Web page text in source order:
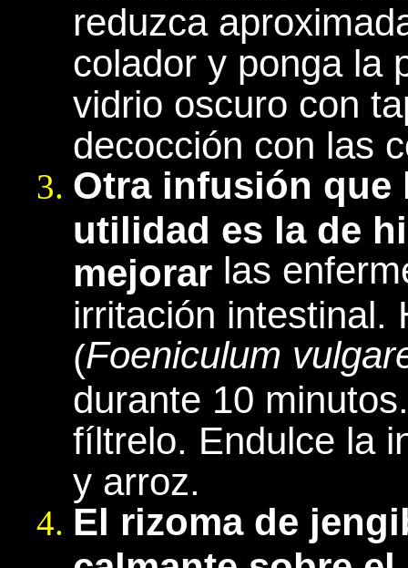
reduzca
colador y ponga la
vidrio oscuro con
decocción con las
Otra infusión que
utilidad es la de
mejorar las
irritación intestinal.
(Foeniculum
durante 10
fíltrelo. Endulce la
y arroz.
El rizoma de